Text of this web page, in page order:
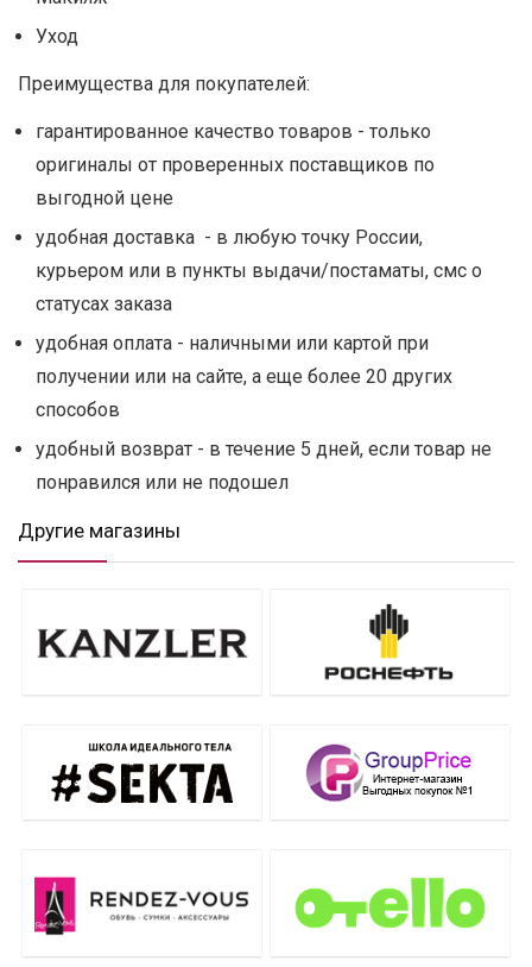
Уход
Преимущества для покупателей:
гарантированное качество товаров - только
оригиналы от проверенных поставщиков по
выгодной цене
удобная доставка - в любую точку России,
курьером или в пункты выдачи/постаматы, смс о
статусах заказа
удобная оплата - наличными или картой при
получении или на сайте, а еще более 20 других
способов
удобный возврат - в течение 5 дней, если товар не
понравился или не подошел
Другие магазины